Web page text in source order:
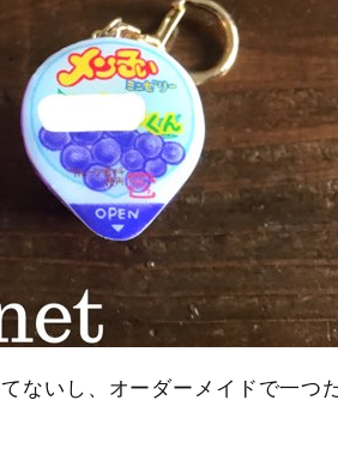
ないし、オーダーメイドで一つ